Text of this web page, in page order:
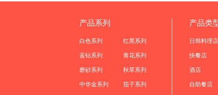
产品系列
白色系列 红黑系列
蓝钻系列 青花系列
磨砂系列 秋草系列
中华金系列 茄子系列
产品类
日韩料理店
快餐店
酒店
自助餐店